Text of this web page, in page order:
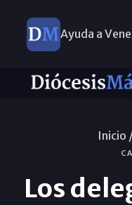
Ayuda a
Inicio
Los